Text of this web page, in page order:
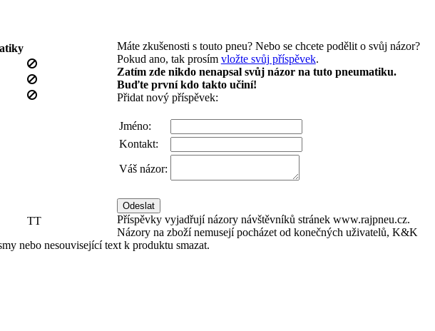
TT
Máte zkušenosti s touto pneu? Nebo se chcete podělit o svůj názor?
Pokud ano, tak prosím vložte svůj příspěvek.
Zatím zde nikdo nenapsal svůj názor na tuto pneumatiku.
Buďte první kdo takto učiní!
Přidat nový příspěvek:
Jméno:
Kontakt:
Váš názor:
Příspěvky vyjadřují názory návštěvníků stránek www.rajpneu.cz.
Názory na zboží nemusejí pocházet od konečných uživatelů, K&K
nebo nesouvisející text k produktu smazat.